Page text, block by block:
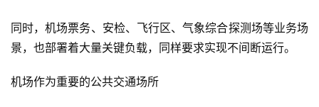
同时，机场票务、安检、飞行区、气象综合探测场等业务场
景，也部署着大量关键负载，同样要求实现不间断运行。
机场作为重要的公共交通场所